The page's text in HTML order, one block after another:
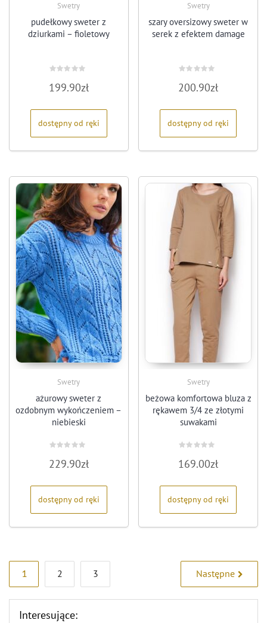
Swetry
pudełkowy sweter z
dziurkami – fioletowy
0199.90zł
dostępny od ręki
Swetry
szary oversizowy sweter w
serek z efektem damage
0
200.90zł
dostępny od ręki
Swetry
ażurowy sweter z
ozdobnym wykończeniem –
niebieski
0
229.90zł
dostępny od ręki
Swetry
beżowa komfortowa bluza z
rękawem 3/4 ze złotymi
suwakami
0
169.00zł
dostępny od ręki
Stronicowanie
wpisów
1 2 3 Następne
Interesujące: